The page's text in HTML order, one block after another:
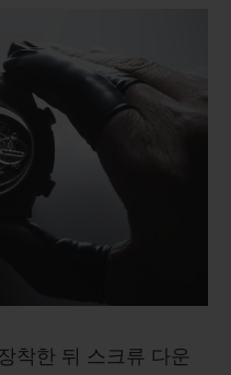
착한 뒤 스크류 다운